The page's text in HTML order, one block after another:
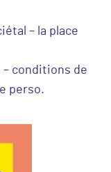
– la place
conditions de
perso.